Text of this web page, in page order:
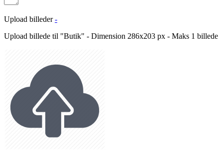
Upload billeder -
Upload billede til "Butik" - Dimension 286x203 px - Maks 1 billede